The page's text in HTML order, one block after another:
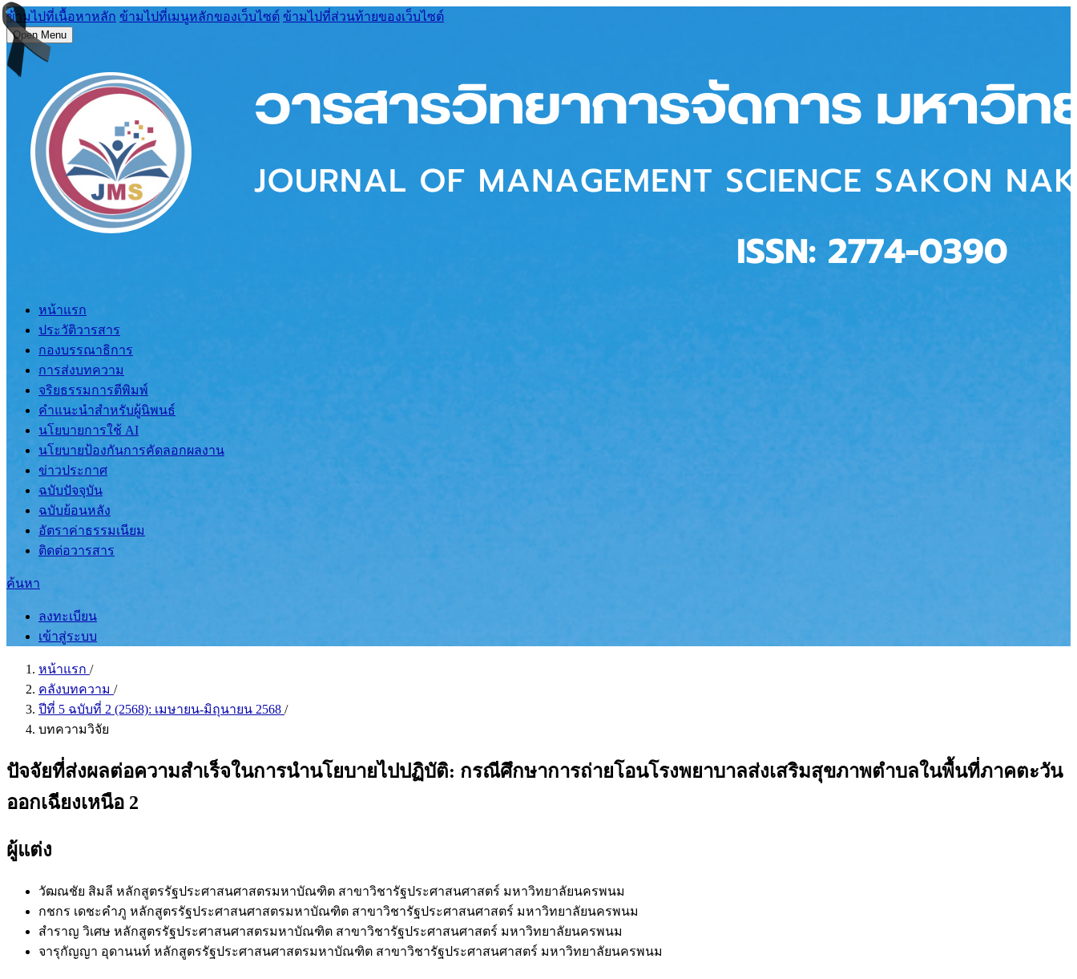
ข้ามไปที่เนื้อหาหลัก ข้ามไปที่เมนูหลักของเว็บไซต์ ข้ามไปที่ส่วนท้ายของเว็บไซต์
Open Menu
หน้าแรก
ประวัติวารสาร
กองบรรณาธิการ
การส่งบทความ
จริยธรรมการตีพิมพ์
คำแนะนำสำหรับผู้นิพนธ์
นโยบายการใช้ AI
นโยบายป้องกันการคัดลอกผลงาน
ข่าวประกาศ
ฉบับปัจจุบัน
ฉบับย้อนหลัง
อัตราค่าธรรมเนียม
ติดต่อวารสาร
ค้นหา
ลงทะเบียน
เข้าสู่ระบบ
หน้าแรก /
คลังบทความ /
ปีที่ 5 ฉบับที่ 2 (2568): เมษายน-มิถุนายน 2568 /
บทความวิจัย
ปัจจัยที่ส่งผลต่อความสำเร็จในการนำนโยบายไปปฏิบัติ: กรณีศึกษาการถ่ายโอนโรงพยาบาลส่งเสริมสุขภาพตำบลในพื้นที่ภาคตะวัน
ออกเฉียงเหนือ 2
ผู้แต่ง
วัฒณชัย สิมลี หลักสูตรรัฐประศาสนศาสตรมหาบัณฑิต สาขาวิชารัฐประศาสนศาสตร์ มหาวิทยาลัยนครพนม
กชกร เดชะคำภู หลักสูตรรัฐประศาสนศาสตรมหาบัณฑิต สาขาวิชารัฐประศาสนศาสตร์ มหาวิทยาลัยนครพนม
สำราญ วิเศษ หลักสูตรรัฐประศาสนศาสตรมหาบัณฑิต สาขาวิชารัฐประศาสนศาสตร์ มหาวิทยาลัยนครพนม
จารุกัญญา อุดานนท์ หลักสูตรรัฐประศาสนศาสตรมหาบัณฑิต สาขาวิชารัฐประศาสนศาสตร์ มหาวิทยาลัยนครพนม